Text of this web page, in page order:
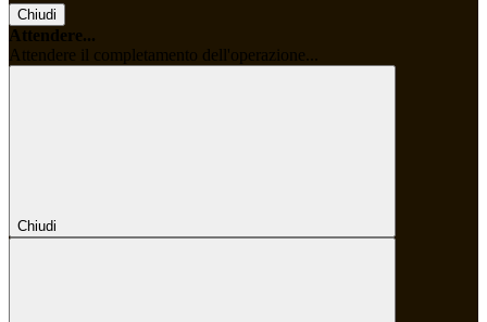
Chiudi
Attendere...
Attendere il completamento dell'operazione...
Chiudi